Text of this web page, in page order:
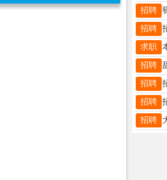
招聘
招聘
求职
招聘
招聘
招聘
招聘